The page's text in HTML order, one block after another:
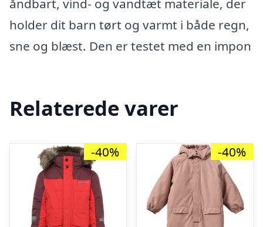
åndbart, vind- og vandtæt materiale, der
holder dit barn tørt og varmt i både regn,
sne og blæst. Den er testet med en impon
Relaterede varer
-40% -40%